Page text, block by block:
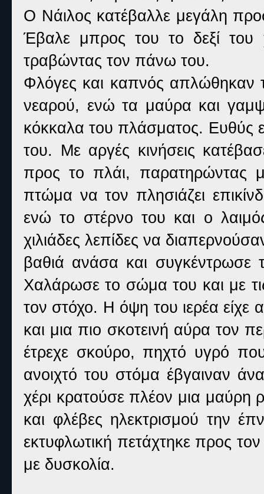
Ο Νάιλος κατέβαλλε μεγάλη
Έβαλε μπρος του το δεξί
τραβώντας τον πάνω του.
Φλόγες και καπνός
νεαρού, ενώ τα μαύρα και
κόκκαλα του πλάσματος. Ευθύς
του. Με αργές κινήσεις
προς το πλάι, παρατηρώντας
πτώμα να τον πλησιάζει
ενώ το στέρνο του και ο
χιλιάδες λεπίδες να
βαθιά ανάσα και
Χαλάρωσε το σώμα του και με
τον στόχο. Η όψη του ιερέα είχε
και μια πιο σκοτεινή αύρα τον
έτρεχε σκούρο, πηχτό υγρό
ανοιχτό του στόμα έβγαιναν
χέρι κρατούσε πλέον μια μαύρη
και φλέβες ηλεκτρισμού την
εκτυφλωτική πετάχτηκε προς
με δυσκολία.